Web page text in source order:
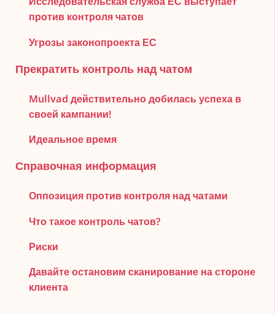
против контроля чатов
Угрозы законопроекта ЕС
Прекратить контроль над чатом
Mullvad действительно добилась успеха в
своей кампании!
Идеальное время
Справочная информация
Оппозиция против контроля над чатами
Что такое контроль чатов?
Риски
Давайте остановим сканирование на стороне
клиента